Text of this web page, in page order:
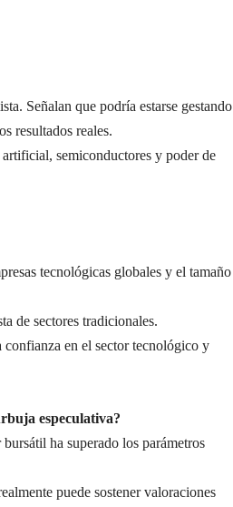
Señalan que podría estarse gestando
resultados reales.
semiconductores y poder de
tecnológicas globales y el tamaño
de sectores tradicionales.
en el sector tecnológico y
especulativa?
ha superado los parámetros
puede sostener valoraciones